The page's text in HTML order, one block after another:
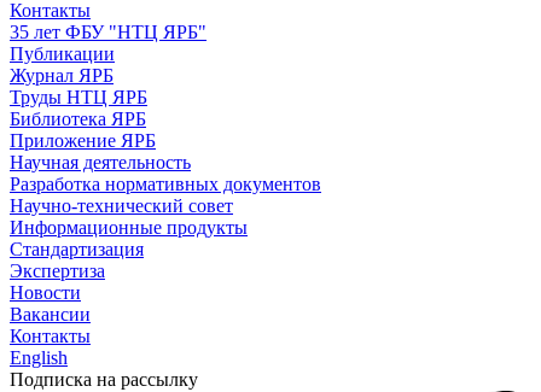
Контакты
35 лет ФБУ "НТЦ ЯРБ"
Публикации
Журнал ЯРБ
Труды НТЦ ЯРБ
Библиотека ЯРБ
Приложение ЯРБ
Научная деятельность
Разработка нормативных документов
Научно-технический совет
Информационные продукты
Стандартизация
Экспертиза
Новости
Вакансии
Контакты
English
Подписка на рассылку